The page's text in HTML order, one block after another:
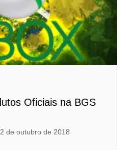
Oficiais na BGS
2 de outubro de 2018